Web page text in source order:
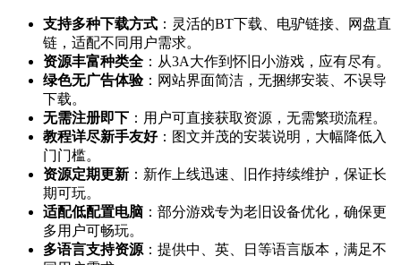
支持多种下载方式 ：灵活的BT下载、电驴链接、网盘直
链，适配不同用户需求。
资源丰富种类全 ：从3A大作到怀旧小游戏，应有尽有。
绿色无广告体验：网站界面简洁，无捆绑安装、不误导
下载。
无需注册即下 ：用户可直接获取资源，无需繁琐流程。
教程详尽新手友好：图文并茂的安装说明，大幅降低入
门门槛。
资源定期更新 ：新作上线迅速、旧作持续维护，保证长
期可玩。
适配低配置电脑 ：部分游戏专为老旧设备优化，确保更
多用户可畅玩。
多语言支持资源 ：提供中、英、日等语言版本，满足不